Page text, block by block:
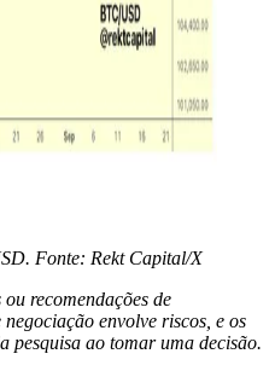
Fonte: Rekt Capital/X
recomendações de
envolve riscos, e os
pesquisa ao tomar uma decisão.